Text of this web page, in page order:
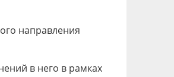
направления
в него в рамках